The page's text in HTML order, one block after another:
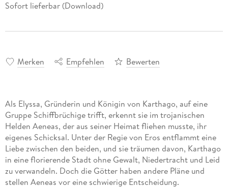
Sofort lieferbar (Download)
Merken Empfehlen Bewerten
Als Elyssa, Gründerin und Königin von Karthago, auf eine
Gruppe Schiffbrüchige trifft, erkennt sie im trojanischen
Helden Aeneas, der aus seiner Heimat fliehen musste, ihr
eigenes Schicksal. Unter der Regie von Eros entflammt eine
Liebe zwischen den beiden, und sie träumen davon, Karthago
in eine florierende Stadt ohne Gewalt, Niedertracht und Leid
zu verwandeln. Doch die Götter haben andere Pläne und
stellen Aeneas vor eine schwierige Entscheidung.